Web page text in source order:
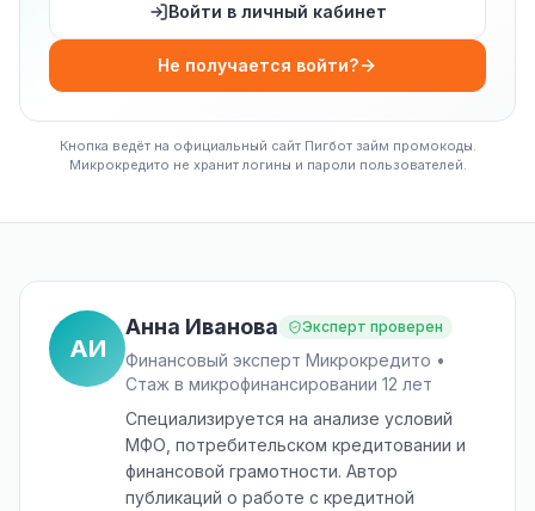
Войти в личный кабинет
Не получается войти?
Кнопка ведёт на официальный сайт Пигбот займ промокоды.
Микрокредито не хранит логины и пароли пользователей.
АИ
Анна Иванова Эксперт проверен
Финансовый эксперт Микрокредито •
Стаж в микрофинансировании 12 лет
Специализируется на анализе условий
МФО, потребительском кредитовании и
финансовой грамотности. Автор
публикаций о работе с кредитной